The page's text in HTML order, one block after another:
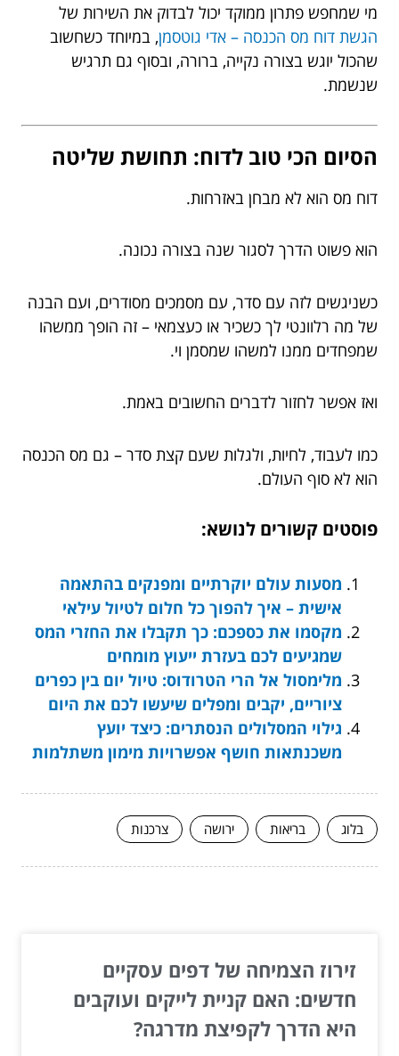
מי שמחפש פתרון ממוקד יכול לבדוק את השירות של
הגשת דוח מס הכנסה – אדי גוטסמן, במיוחד כשחשוב
שהכול יוגש בצורה נקייה, ברורה, ובסוף גם תרגיש
שנשמת.
הסיום הכי טוב לדוח: תחושת שליטה
דוח מס הוא לא מבחן באזרחות.
הוא פשוט הדרך לסגור שנה בצורה נכונה.
כשניגשים לזה עם סדר, עם מסמכים מסודרים, ועם הבנה
של מה רלוונטי לך כשכיר או כעצמאי – זה הופך ממשהו
שמפחדים ממנו למשהו שמסמן וי.
ואז אפשר לחזור לדברים החשובים באמת.
כמו לעבוד, לחיות, ולגלות שעם קצת סדר – גם מס הכנסה
הוא לא סוף העולם.
פוסטים קשורים לנושא:
מסעות עולם יוקרתיים ומפנקים בהתאמה
אישית – איך להפוך כל חלום לטיול עילאי
מקסמו את כספכם: כך תקבלו את החזרי המס
שמגיעים לכם בעזרת ייעוץ מומחים
מלימסול אל הרי הטרודוס: טיול יום בין כפרים
ציוריים, יקבים ומפלים שיעשו לכם את היום
גילוי המסלולים הנסתרים: כיצד יועץ
משכנתאות חושף אפשרויות מימון משתלמות
בלוג בריאות ירושה צרכנות
זירוז הצמיחה של דפים עסקיים
חדשים: האם קניית לייקים ועוקבים
היא הדרך לקפיצת מדרגה?